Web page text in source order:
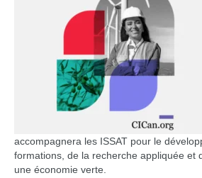
accompagnera les ISSAT pour le
formations, de la recherche appliquée et
une économie verte.